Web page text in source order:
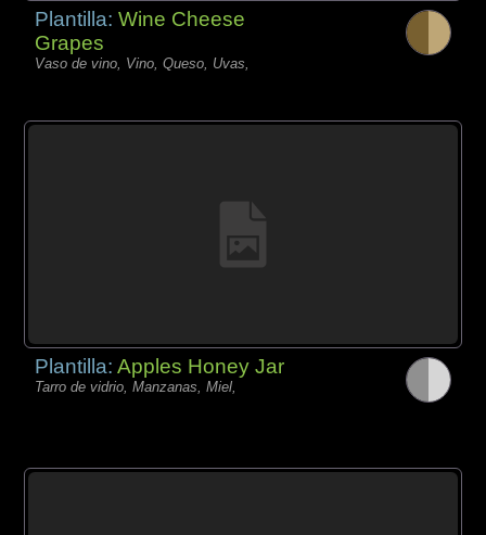
Plantilla:Wine Cheese
Grapes
Vaso de vino, Vino, Queso, Uvas,
Plantilla:Apples Honey Jar
Tarro de vidrio, Manzanas, Miel,